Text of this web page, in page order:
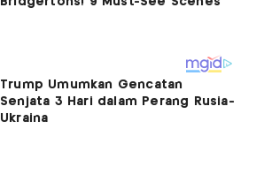
Trump Umumkan Gencatan
Senjata 3 Hari dalam Perang Rusia-
Ukraina